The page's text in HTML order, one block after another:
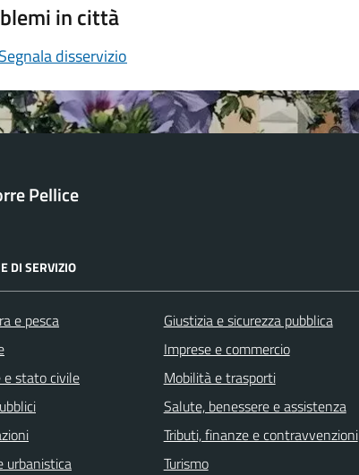
in città
Segnala disservizio
Pellice
DI SERVIZIO
e pesca
e stato civile
urbanistica
Giustizia e sicurezza pubblica
Imprese e commercio
Mobilità e trasporti
Salute, benessere e assistenza
Tributi, finanze e contravvenzioni
Turismo